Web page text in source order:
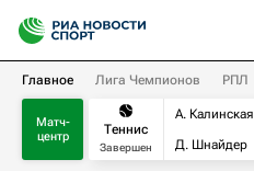
Главное Лига Чемпионов РПЛ
Матч-
центр
Теннис
Завершен
А. Калинская
Д. Шнайдер